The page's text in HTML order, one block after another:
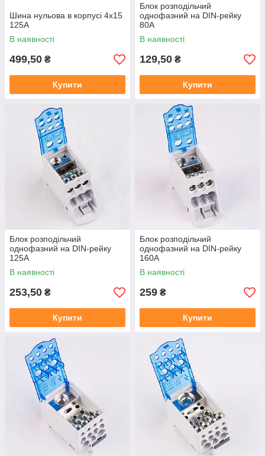
Шина нульова в корпусі 4х15
125А
В наявності
499,50 ₴
Купити
Блок розподільчий
однофазний на DIN-рейку
80А
В наявності
129,50 ₴
Купити
Блок розподільчий
однофазний на DIN-рейку
125А
В наявності
253,50 ₴
Купити
Блок розподільчий
однофазний на DIN-рейку
160А
В наявності
259 ₴
Купити